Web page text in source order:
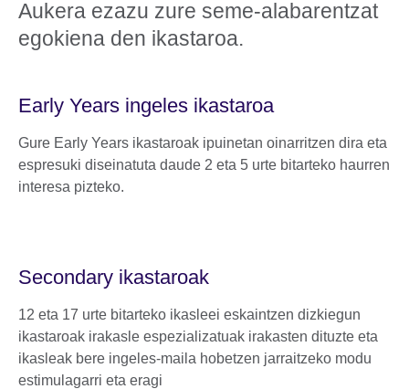
Aukera ezazu zure seme-alabarentzat
egokiena den ikastaroa.
Early Years ingeles ikastaroa
Gure Early Years ikastaroak ipuinetan oinarritzen dira eta
espresuki diseinatuta daude 2 eta 5 urte bitarteko haurren
interesa pizteko.
Secondary ikastaroak
12 eta 17 urte bitarteko ikasleei eskaintzen dizkiegun
ikastaroak irakasle espezializatuak irakasten dituzte eta
ikasleak bere ingeles-maila hobetzen jarraitzeko modu
estimulagarri eta eragi